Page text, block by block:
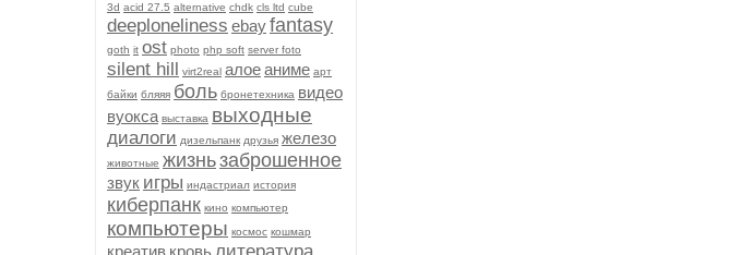
3d acid 27.5 alternative chdk cls ltd cube
deeploneliness ebayfantasy
goth it ost photo php soft server foto
silent hill virt2real алоеаниме арт
байки бляяя боль бронетехника видео
вуокса выставка выходные
диалоги дизельпанк друзья железо
животные жизньзаброшенное
звук игры индастриал история
киберпанк кино компьютер
компьютеры космос кошмар
креатив кровь